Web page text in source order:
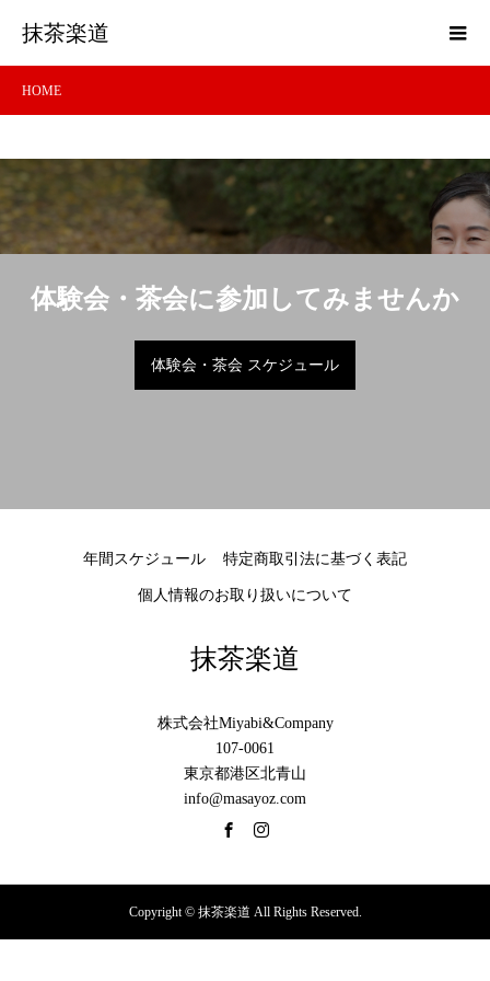
抹茶楽道
HOME
体験会・茶会に参加してみませんか
体験会・茶会 スケジュール
年間スケジュール 特定商取引法に基づく表記
個人情報のお取り扱いについて
抹茶楽道
株式会社Miyabi&Company
107-0061
東京都港区北青山
info@masayoz.com
Copyright © 抹茶楽道 All Rights Reserved.